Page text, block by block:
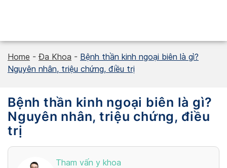
Home - Đa Khoa - Bệnh thần kinh ngoại biên là gì?
Nguyên nhân, triệu chứng, điều trị
Bệnh thần kinh ngoại biên là gì?
Nguyên nhân, triệu chứng, điều
trị
Tham vấn y khoa